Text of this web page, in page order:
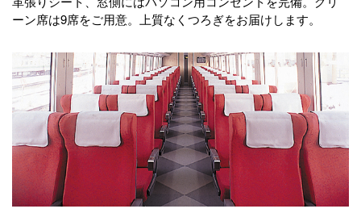
ーン席は9席をご用意。上質なくつろぎをお届けします。